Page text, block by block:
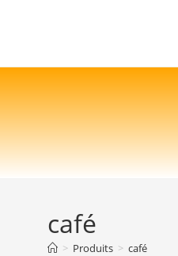
café
> Produits > café